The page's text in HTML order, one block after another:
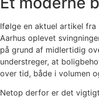
Ifølge en aktuel artikel
Aarhus oplevet
på grund af midlertidig
understreger, at
over tid, både i volumen
Netop derfor er det